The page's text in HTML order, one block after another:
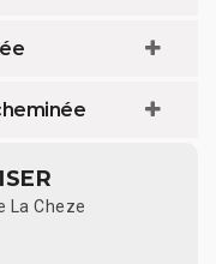
La Cheze